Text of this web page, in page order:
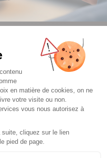
DE
DE
ou
ou granulés,
par une